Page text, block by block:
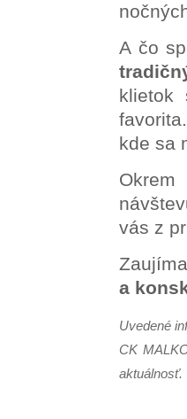
A čo
klietok
kde sa
vás z
a
Uvedené
CK
aktuálnosť.